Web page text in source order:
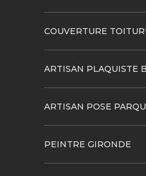
COUVERTURE
ARTISAN PLAQUISTE
ARTISAN POSE
PEINTRE GIRONDE